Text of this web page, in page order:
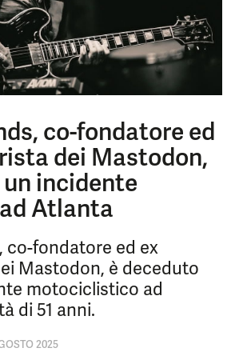
co-fondatore ed
dei Mastodon,
incidente
Atlanta
co-fondatore ed ex
Mastodon, è deceduto
motociclistico ad
di 51 anni.
2025